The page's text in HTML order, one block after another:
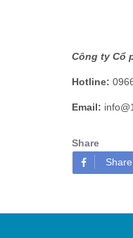
Công ty Cổ
Hotline:
Email:
Share
Share